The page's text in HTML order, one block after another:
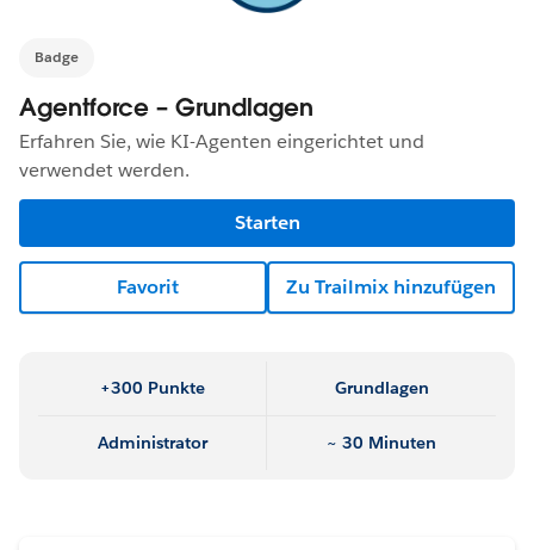
Badge
Agentforce – Grundlagen
Erfahren Sie, wie KI-Agenten eingerichtet und
verwendet werden.
Starten
Favorit Zu Trailmix hinzufügen
+300 Punkte Grundlagen
Administrator ~ 30 Minuten